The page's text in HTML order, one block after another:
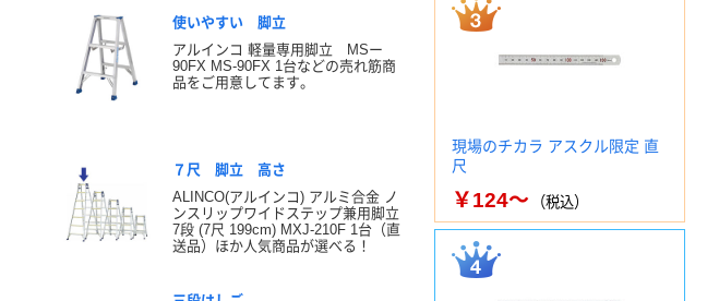
使いやすい 脚立
アルインコ 軽量専用脚立 MSー
90FX MS-90FX 1台などの売れ筋商
品をご用意してます。
７尺 脚立 高さ
ALINCO(アルインコ) アルミ合金 ノ
ンスリップワイドステップ兼用脚立
7段 (7尺 199cm) MXJ-210F 1台（直
送品）ほか人気商品が選べる！
現場のチカラ アスクル限定 直
尺
￥124～ （税込）